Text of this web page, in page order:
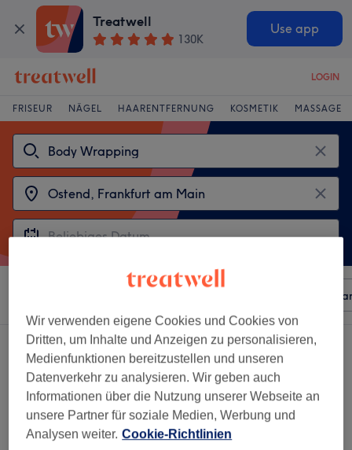
Treatwell
130K
Use app
LOGIN
FRISEUR NÄGEL HAARENTFERNUNG KOSMETIK MASSAGE
2 Salons die anbieten:
body wrapping in der Nähe von Ostend, Frankfurt am Main
Wir verwenden eigene Cookies und Cookies von
Dritten, um Inhalte und Anzeigen zu personalisieren,
Medienfunktionen bereitzustellen und unseren
Datenverkehr zu analysieren. Wir geben auch
Informationen über die Nutzung unserer Webseite an
unsere Partner für soziale Medien, Werbung und
Analysen weiter. Cookie-Richtlinien